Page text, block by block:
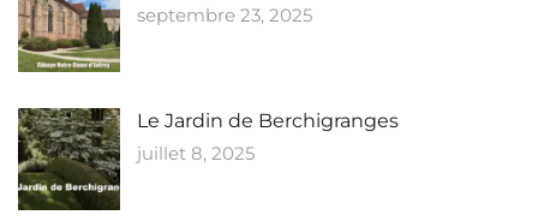
septembre 23, 2025
Le Jardin de Berchigranges
juillet 8, 2025